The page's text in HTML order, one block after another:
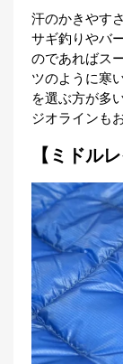
汗のかきやす
サギ釣りやバ
のであればス
ツのように寒
を選ぶ方が多
ジオラインも
【ミドル